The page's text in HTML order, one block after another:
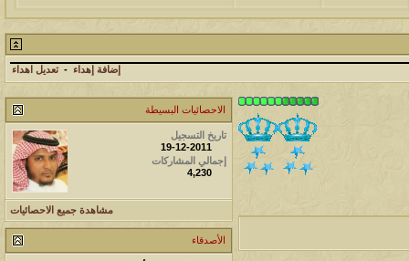
مشاركات المشاهدات آخر مشاركة
17
231562 آخر رد:محمد الخضيري
المشاهدات
آخر مشاركة
177489 آخر رد:محمد الخضيري
المشاهدات
آخر مشاركة
آخر رد:محمد الخضيري
آخر مشاركة
إضافة إهداء - تعديل اهداء
الاحصائيات البسيطة
تاريخ التسجيل
19-12-2011
إجمالي المشاركات
4,230
مشاهدة جميع الاحصائيات
الأصدقاء